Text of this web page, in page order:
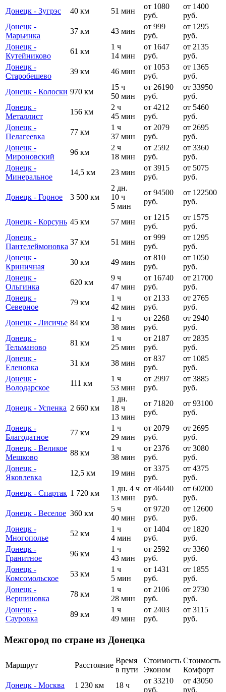
Донецк - Зугрэс
40 км 51 мин
от 1080
руб.
от 1400
руб.
Донецк -
Марьинка
37 км 43 мин
от 999
руб.
от 1295
руб.
Донецк -
Кутейниково
61 км
1 ч
14 мин
от 1647
руб.
от 2135
руб.
Донецк -
Старобешево
39 км 46 мин
от 1053
руб.
от 1365
руб.
Донецк - Колоски 970 км
15 ч
50 мин
от 26190
руб.
от 33950
руб.
Донецк -
Металлист
156 км
2 ч
45 мин
от 4212
руб.
от 5460
руб.
Донецк -
Пелагеевка
77 км
1 ч
37 мин
от 2079
руб.
от 2695
руб.
Донецк -
Мироновский
96 км
2 ч
18 мин
от 2592
руб.
от 3360
руб.
Донецк -
Минеральное
14,5 км 23 мин
от 3915
руб.
от 5075
руб.
Донецк - Горное 3 500 км
2 дн.
10 ч
5 мин
от 94500
руб.
от 122500
руб.
Донецк - Корсунь 45 км 57 мин
от 1215
руб.
от 1575
руб.
Донецк -
Пантелеймоновка
37 км 51 мин
от 999
руб.
от 1295
руб.
Донецк -
Криничная
30 км 49 мин
от 810
руб.
от 1050
руб.
Донецк -
Ольгинка
620 км
9 ч
47 мин
от 16740
руб.
от 21700
руб.
Донецк -
Cеверное
79 км
1 ч
42 мин
от 2133
руб.
от 2765
руб.
Донецк - Лисичье 84 км
1 ч
38 мин
от 2268
руб.
от 2940
руб.
Донецк -
Тельманово
81 км
1 ч
25 мин
от 2187
руб.
от 2835
руб.
Донецк -
Еленовка
31 км 38 мин
от 837
руб.
от 1085
руб.
Донецк -
Володарское
111 км
1 ч
53 мин
от 2997
руб.
от 3885
руб.
Донецк - Успенка 2 660 км
1 дн.
18 ч
13 мин
от 71820
руб.
от 93100
руб.
Донецк -
Благодатное
77 км
1 ч
29 мин
от 2079
руб.
от 2695
руб.
Донецк - Великое
Мешково
88 км
1 ч
38 мин
от 2376
руб.
от 3080
руб.
Донецк -
Яковлевка
12,5 км 19 мин
от 3375
руб.
от 4375
руб.
Донецк - Спартак 1 720 км
1 дн. 4 ч
13 мин
от 46440
руб.
от 60200
руб.
Донецк - Веселое 360 км
5 ч
40 мин
от 9720
руб.
от 12600
руб.
Донецк -
Многополье
52 км
1 ч
4 мин
от 1404
руб.
от 1820
руб.
Донецк -
Гранитное
96 км
1 ч
43 мин
от 2592
руб.
от 3360
руб.
Донецк -
Комсомольское
53 км
1 ч
5 мин
от 1431
руб.
от 1855
руб.
Донецк -
Вершиновка
78 км
1 ч
28 мин
от 2106
руб.
от 2730
руб.
Донецк -
Сауровка
89 км
1 ч
49 мин
от 2403
руб.
от 3115
руб.
Межгород по стране из Донецка
Маршрут Расстояние
Время
в пути
Стоимость
Эконом
Стоимость
Комфорт
Донецк - Москва
1 230 км 18 ч
от 33210
руб.
от 43050
руб.